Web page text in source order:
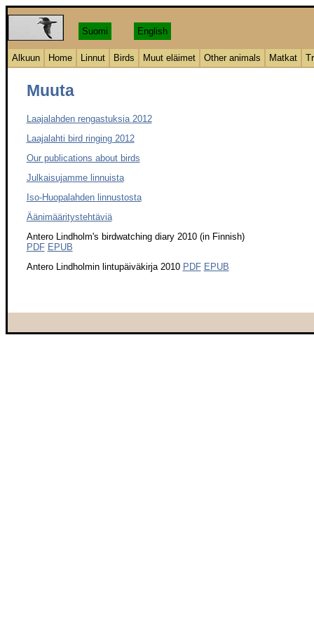
Suomi English
Alkuun Home Linnut Birds Muut eläimet Other animals Matkat
Muuta
Laajalahden rengastuksia 2012
Laajalahti bird ringing 2012
Our publications about birds
Julkaisujamme linnuista
Iso-Huopalahden linnustosta
Äänimääritystehtäviä
Antero Lindholm's birdwatching diary 2010 (in Finnish)
PDF EPUB
Antero Lindholmin lintupäiväkirja 2010 PDF EPUB